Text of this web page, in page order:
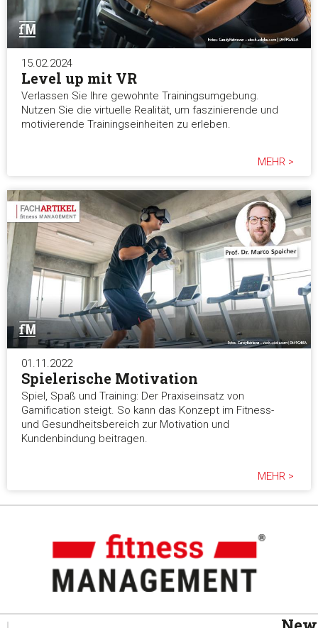
15.02.2024
Level up mit VR
Verlassen Sie Ihre gewohnte Trainingsumgebung.
Nutzen Sie die virtuelle Realität, um faszinierende und
motivierende Trainingseinheiten zu erleben.
MEHR >
01.11.2022
Spielerische Motivation
Spiel, Spaß und Training: Der Praxiseinsatz von
Gamification steigt. So kann das Konzept im Fitness-
und Gesundheitsbereich zur Motivation und
Kundenbindung beitragen.
MEHR >